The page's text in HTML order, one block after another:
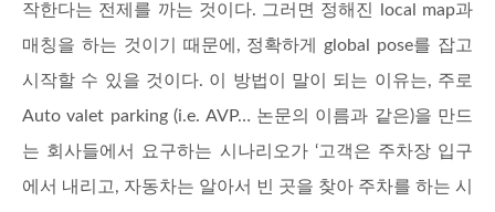
작한다는 전제를 까는 것이다. 그러면 정해진 local map과
매칭을 하는 것이기 때문에, 정확하게 global pose를 잡고
시작할 수 있을 것이다. 이 방법이 말이 되는 이유는, 주로
Auto valet parking (i.e. AVP… 논문의 이름과 같은)을 만드
는 회사들에서 요구하는 시나리오가 ‘고객은 주차장 입구
에서 내리고, 자동차는 알아서 빈 곳을 찾아 주차를 하는 시